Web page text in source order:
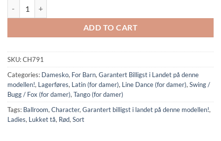
ADD TO CART
SKU:CH791
Categories: Damesko, For Barn, Garantert Billigst i Landet på denne
modellen!, Lagerføres, Latin (for damer), Line Dance (for damer), Swing /
Bugg / Fox (for damer), Tango (for damer)
Tags: Ballroom, Character, Garantert billigst i landet på denne modellen!,
Ladies, Lukket tå, Rød, Sort